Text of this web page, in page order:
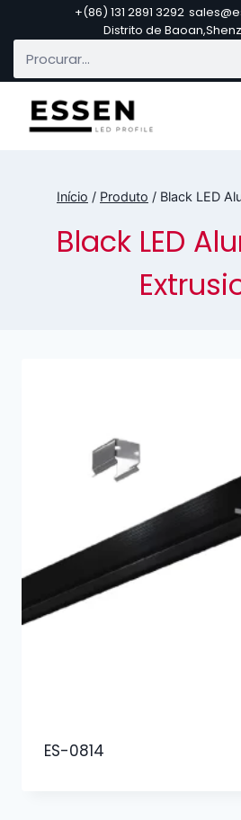
+(86) 131 2891 3292
Distrito de
Início / Produto / Black LED
Black LED
ES-0814